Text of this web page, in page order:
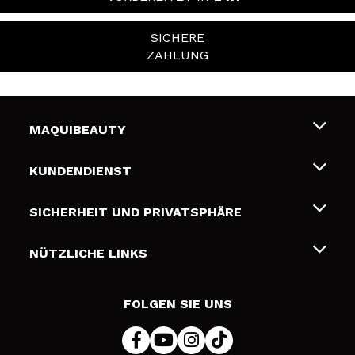
SICHERE
ZAHLUNG
MAQUIBEAUTY
Über uns
Geschenkkarten
KUNDENDIENST
Liefer- und Versandkosten
Zahlung
SICHERHEIT UND PRIVATSPHÄRE
Bedingungen und Datenschutz
NÜTZLICHE LINKS
FOLGEN SIE UNS